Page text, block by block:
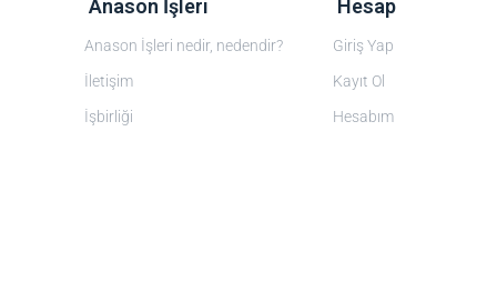
‎ Anason İşleri
Anason İşleri nedir, nedendir?
İletişim
İşbirliği
‎ Hesap
Giriş Yap
Kayıt Ol
Hesabım